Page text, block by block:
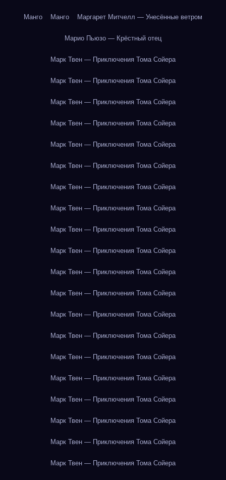
Манго Манго Маргарет Митчелл — Унесённые ветром
Марио Пьюзо — Крёстный отец
Марк Твен — Приключения Тома Сойера
Марк Твен — Приключения Тома Сойера
Марк Твен — Приключения Тома Сойера
Марк Твен — Приключения Тома Сойера
Марк Твен — Приключения Тома Сойера
Марк Твен — Приключения Тома Сойера
Марк Твен — Приключения Тома Сойера
Марк Твен — Приключения Тома Сойера
Марк Твен — Приключения Тома Сойера
Марк Твен — Приключения Тома Сойера
Марк Твен — Приключения Тома Сойера
Марк Твен — Приключения Тома Сойера
Марк Твен — Приключения Тома Сойера
Марк Твен — Приключения Тома Сойера
Марк Твен — Приключения Тома Сойера
Марк Твен — Приключения Тома Сойера
Марк Твен — Приключения Тома Сойера
Марк Твен — Приключения Тома Сойера
Марк Твен — Приключения Тома Сойера
Марк Твен — Приключения Тома Сойера